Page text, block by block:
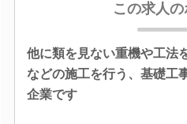
この求人の
他に類を見ない重機や工法
などの施工を行う、基礎工
企業です